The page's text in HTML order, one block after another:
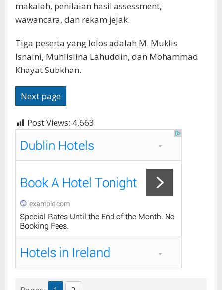
makalah, penilaian hasil assessment,
wawancara, dan rekam jejak.
Tiga peserta yang lolos adalah M. Muklis
Isnaini, Muhlisiina Lahuddin, dan Mohammad
Khayat Subkhan.
Next page
Post Views: 4,663